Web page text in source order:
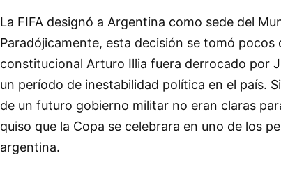
La FIFA designó a Argentina como sede del
Paradójicamente, esta decisión se tomó pocos
constitucional Arturo Illia fuera derrocado por
un período de inestabilidad política en el país.
de un futuro gobierno militar no eran claras
quiso que la Copa se celebrara en uno de los
argentina.